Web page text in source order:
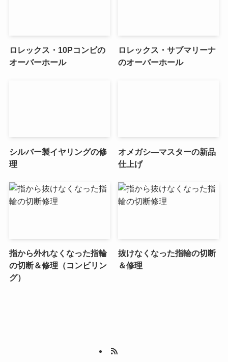
ロレックス・10Pコンビの
オーバーホール
ロレックス・サブマリーナ
のオーバーホール
シルバー製イヤリングの修
理
オメガシ―マスターの新品
仕上げ
指から外れなくなった指輪
の切断＆修理（コンビリン
グ）
抜けなくなった指輪の切断
＆修理